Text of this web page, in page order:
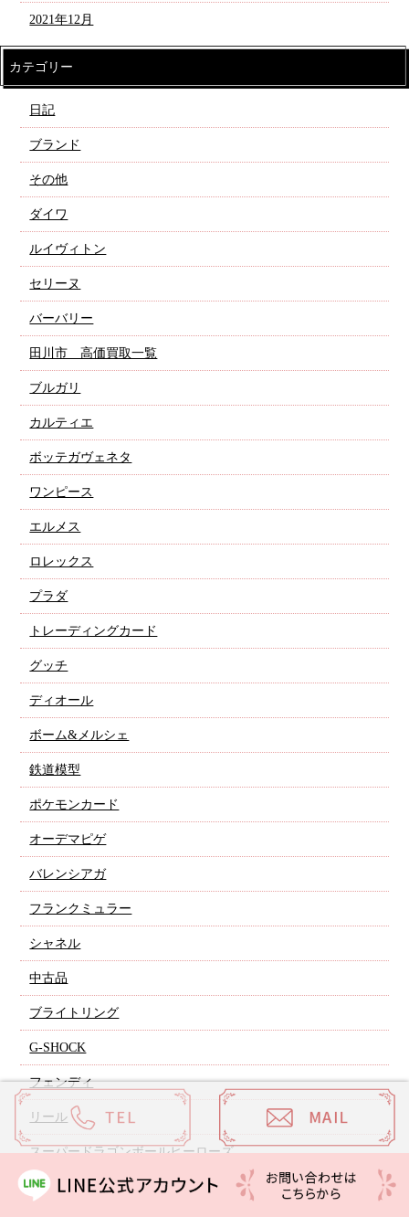
2021年12月
カテゴリー
日記
ブランド
その他
ダイワ
ルイヴィトン
セリーヌ
バーバリー
田川市 高価買取一覧
ブルガリ
カルティエ
ボッテガヴェネタ
ワンピース
エルメス
ロレックス
プラダ
トレーディングカード
グッチ
ディオール
ボーム&メルシェ
鉄道模型
ポケモンカード
オーデマピゲ
バレンシアガ
フランクミュラー
シャネル
中古品
ブライトリング
G-SHOCK
フェンディ
リール
スーパードラゴンボールヒーローズ
トレーディングカード 買取実績